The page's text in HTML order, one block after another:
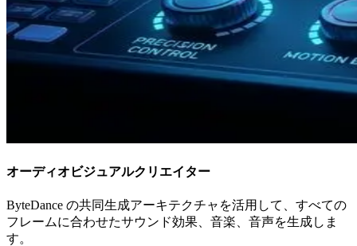
オーディオビジュアルクリエイター
ByteDance の共同生成アーキテクチャを活用して、すべての
フレームに合わせたサウンド効果、音楽、音声を生成しま
す。